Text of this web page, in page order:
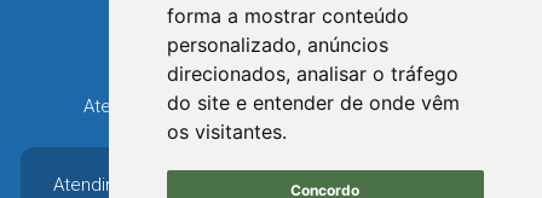
forma a mostrar conteúdo
personalizado, anúncios
direcionados, analisar o tráfego
do site e entender de onde vêm
os visitantes.
Concordo
Avenida XV de Novembro, 15
Bairro Centro - Triunfo/RS
Telefone: (51) 3654-6308
Atendimento: 8h30 até 12h e 13h30 até 16h36
Atendimento: 8h30 até